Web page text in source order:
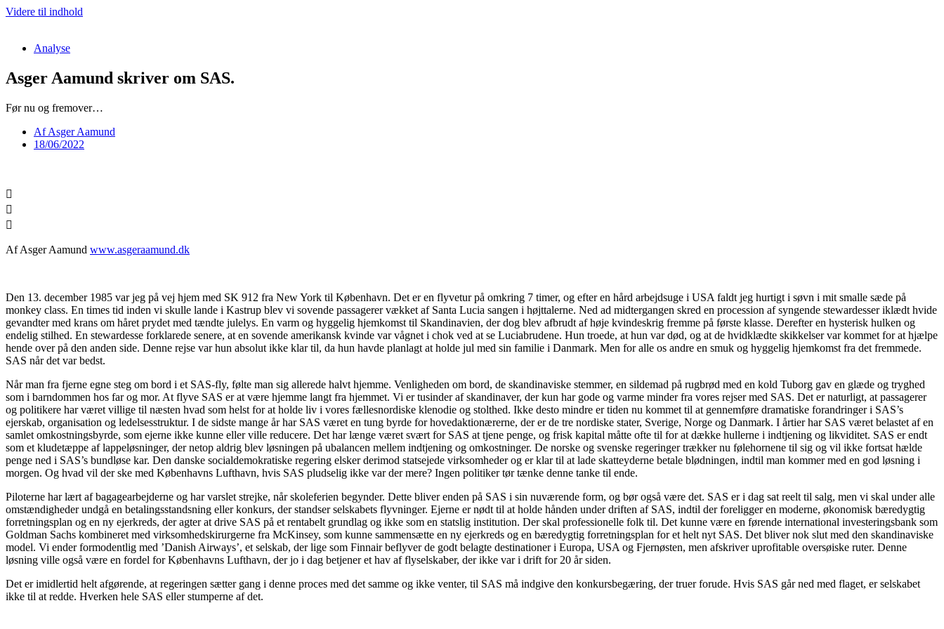
Videre til indhold
Analyse
Asger Aamund skriver om SAS.
Før nu og fremover…
AfAsger Aamund
18/06/2022
Af Asger Aamund www.asgeraamund.dk
Den 13. december 1985 var jeg på vej hjem med SK 912 fra New York til København. Det er en flyvetur på omkring 7 timer, og efter en hård arbejdsuge i USA faldt jeg hurtigt i søvn i mit smalle sæde på
monkey class. En times tid inden vi skulle lande i Kastrup blev vi sovende passagerer vækket af Santa Lucia sangen i højttalerne. Ned ad midtergangen skred en procession af syngende stewardesser iklædt hvide
gevandter med krans om håret prydet med tændte julelys. En varm og hyggelig hjemkomst til Skandinavien, der dog blev afbrudt af høje kvindeskrig fremme på første klasse. Derefter en hysterisk hulken og
endelig stilhed. En stewardesse forklarede senere, at en sovende amerikansk kvinde var vågnet i chok ved at se Luciabrudene. Hun troede, at hun var død, og at de hvidklædte skikkelser var kommet for at hjælpe
hende over på den anden side. Denne rejse var hun absolut ikke klar til, da hun havde planlagt at holde jul med sin familie i Danmark. Men for alle os andre en smuk og hyggelig hjemkomst fra det fremmede.
SAS når det var bedst.
Når man fra fjerne egne steg om bord i et SAS-fly, følte man sig allerede halvt hjemme. Venligheden om bord, de skandinaviske stemmer, en sildemad på rugbrød med en kold Tuborg gav en glæde og tryghed
som i barndommen hos far og mor. At flyve SAS er at være hjemme langt fra hjemmet. Vi er tusinder af skandinaver, der kun har gode og varme minder fra vores rejser med SAS. Det er naturligt, at passagerer
og politikere har været villige til næsten hvad som helst for at holde liv i vores fællesnordiske klenodie og stolthed. Ikke desto mindre er tiden nu kommet til at gennemføre dramatiske forandringer i SAS’s
ejerskab, organisation og ledelsesstruktur. I de sidste mange år har SAS været en tung byrde for hovedaktionærerne, der er de tre nordiske stater, Sverige, Norge og Danmark. I årtier har SAS været belastet af en
samlet omkostningsbyrde, som ejerne ikke kunne eller ville reducere. Det har længe været svært for SAS at tjene penge, og frisk kapital måtte ofte til for at dække hullerne i indtjening og likviditet. SAS er endt
som et kludetæppe af lappeløsninger, der netop aldrig blev løsningen på ubalancen mellem indtjening og omkostninger. De norske og svenske regeringer trækker nu følehornene til sig og vil ikke fortsat hælde
penge ned i SAS’s bundløse kar. Den danske socialdemokratiske regering elsker derimod statsejede virksomheder og er klar til at lade skatteyderne betale blødningen, indtil man kommer med en god løsning i
morgen. Og hvad vil der ske med Københavns Lufthavn, hvis SAS pludselig ikke var der mere? Ingen politiker tør tænke denne tanke til ende.
Piloterne har lært af bagagearbejderne og har varslet strejke, når skoleferien begynder. Dette bliver enden på SAS i sin nuværende form, og bør også være det. SAS er i dag sat reelt til salg, men vi skal under alle
omstændigheder undgå en betalingsstandsning eller konkurs, der standser selskabets flyvninger. Ejerne er nødt til at holde hånden under driften af SAS, indtil der foreligger en moderne, økonomisk bæredygtig
forretningsplan og en ny ejerkreds, der agter at drive SAS på et rentabelt grundlag og ikke som en statslig institution. Der skal professionelle folk til. Det kunne være en førende international investeringsbank som
Goldman Sachs kombineret med virksomhedskirurgerne fra McKinsey, som kunne sammensætte en ny ejerkreds og en bæredygtig forretningsplan for et helt nyt SAS. Det bliver nok slut med den skandinaviske
model. Vi ender formodentlig med ’Danish Airways’, et selskab, der lige som Finnair beflyver de godt belagte destinationer i Europa, USA og Fjernøsten, men afskriver uprofitable oversøiske ruter. Denne
løsning ville også være en fordel for Københavns Lufthavn, der jo i dag betjener et hav af flyselskaber, der ikke var i drift for 20 år siden.
Det er imidlertid helt afgørende, at regeringen sætter gang i denne proces med det samme og ikke venter, til SAS må indgive den konkursbegæring, der truer forude. Hvis SAS går ned med flaget, er selskabet
ikke til at redde. Hverken hele SAS eller stumperne af det.